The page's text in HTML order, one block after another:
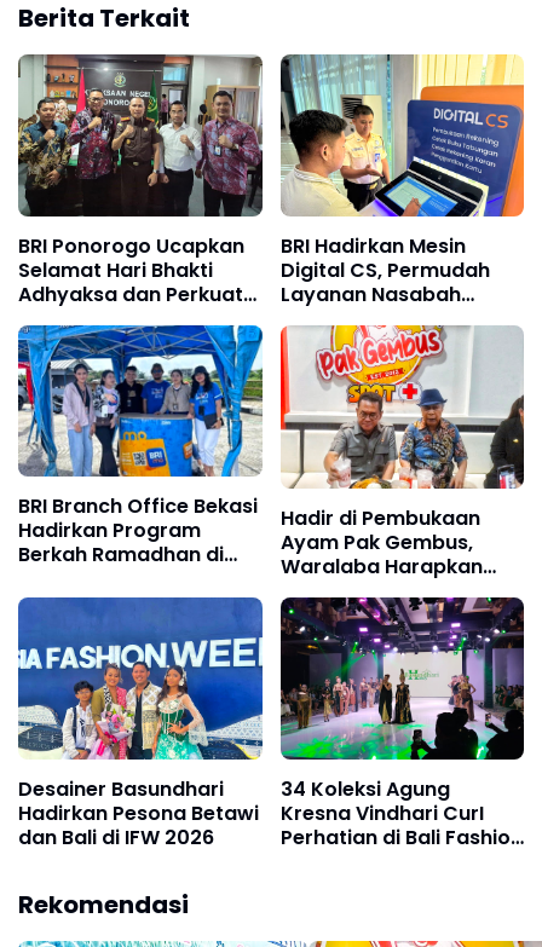
Berita Terkait
BRI Ponorogo Ucapkan
Selamat Hari Bhakti
Adhyaksa dan Perkuat
Sinergi Strategis
dengan Kejari
BRI Hadirkan Mesin
Digital CS, Permudah
Layanan Nasabah
Tanpa Antre dan Tetap
Bisa Digunakan Saat
Hari Libur
BRI Branch Office Bekasi
Hadirkan Program
Berkah Ramadhan di
Dorong Transaksi
Digital Lewat Reward
Hadir di Pembukaan
Ayam Pak Gembus,
Waralaba Harapkan
Dukungan Regulasi dan
Pembiayaan
Desainer Basundhari
Hadirkan Pesona Betawi
dan Bali di IFW 2026
34 Koleksi Agung
Kresna Vindhari CurI
Perhatian di Bali Fashion
Rekomendasi